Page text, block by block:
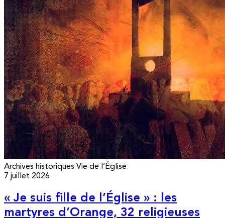
Archives historiques Vie de l’Église
7 juillet 2026
« Je suis fille de l’Église » : les
martyres d’Orange, 32 religieuses